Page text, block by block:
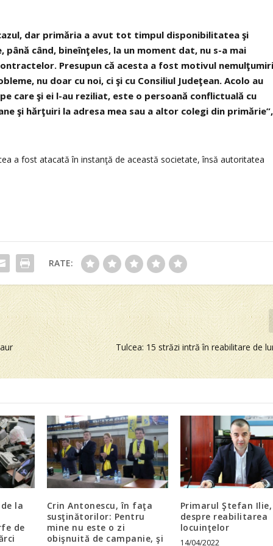
dar primăria a avut tot timpul disponibilitatea şi
când, bineînţeles, la un moment dat, nu s-a mai
Presupun că acesta a fost motivul
nu doar cu noi, ci şi cu Consiliul Judeţean. Acolo au
care şi ei l-au reziliat, este o persoană conflictuală cu
şi hărţuiri la adresa mea sau a altor colegi din primărie”,
a fost atacată în instanţă de această societate, însă autoritatea
RATE:
Tulcea: 15 străzi intră în reabilitare de
la
de
Crin Antonescu, în faţa
susţinătorilor: Pentru
mine nu este o zi
obişnuită de campanie, şi
Primarul Ştefan Ilie,
despre reabilitarea
locuinţelor
14/04/2022